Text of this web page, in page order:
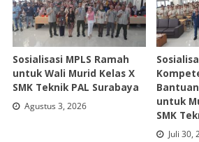
Sosialisasi MPLS Ramah
untuk Wali Murid Kelas X
SMK Teknik PAL Surabaya
Agustus 3, 2026
untuk
SMK
Juli 30,